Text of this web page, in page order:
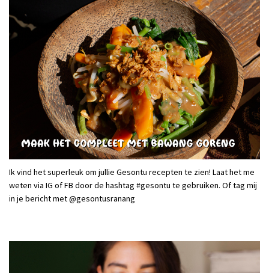
Ik vind het superleuk om jullie Gesontu recepten te zien! Laat het me
weten via IG of FB door de hashtag #gesontu te gebruiken. Of tag mij
in je bericht met @gesontusranang